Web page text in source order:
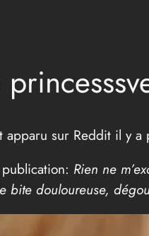
apparu sur Reddit il y a
Rien ne
bite douloureuse,